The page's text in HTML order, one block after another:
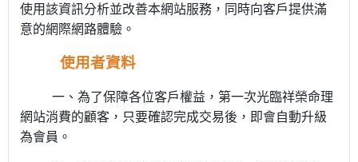
使用該資訊分析並改善本網站服務，同時向客戶提供滿
意的網際網路體驗。
使用者資料
一、為了保障各位客戶權益，第一次光臨祥榮命理
網站消費的顧客，只要確認完成交易後，即會自動升級
為會員。